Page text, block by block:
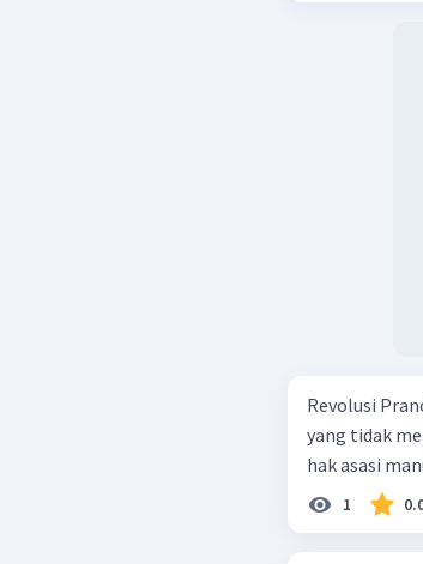
Revolusi
yang tidak mengakui
hak asasi
1